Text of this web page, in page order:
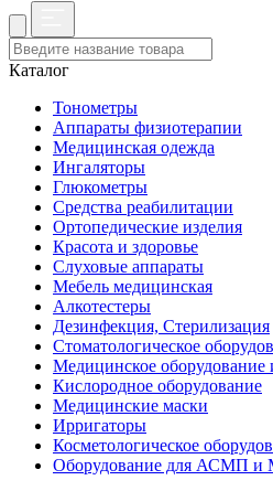
Каталог
Тонометры
Аппараты физиотерапии
Медицинская одежда
Ингаляторы
Глюкометры
Средства реабилитации
Ортопедические изделия
Красота и здоровье
Слуховые аппараты
Мебель медицинская
Алкотестеры
Дезинфекция, Стерилизация
Стоматологическое
Медицинское оборудование
Кислородное оборудование
Медицинские маски
Ирригаторы
Косметологическое
Оборудование для АСМП